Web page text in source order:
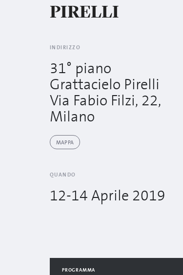
PIRELLI
INDIRIZZO
31° piano
Grattacielo Pirelli
Via Fabio Filzi, 22,
Milano
MAPPA
QUANDO
12-14 Aprile 2019
PROGRAMMA